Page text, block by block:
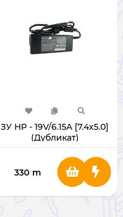
ЗУ HP - 19V/6.15A [7.4x5.0]
(Дубликат)
330 m